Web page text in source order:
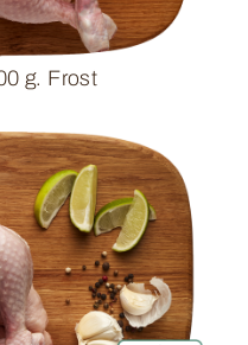
g. Frost